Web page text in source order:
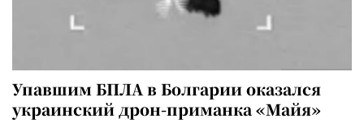
Упавшим БПЛА в Болгарии оказался
украинский дрон-приманка «Майя»